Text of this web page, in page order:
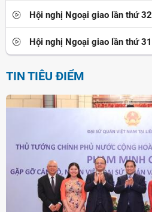
Hội nghị Ngoại giao lần thứ 32
Hội nghị Ngoại giao lần thứ 31
TIN TIÊU ĐIỂM